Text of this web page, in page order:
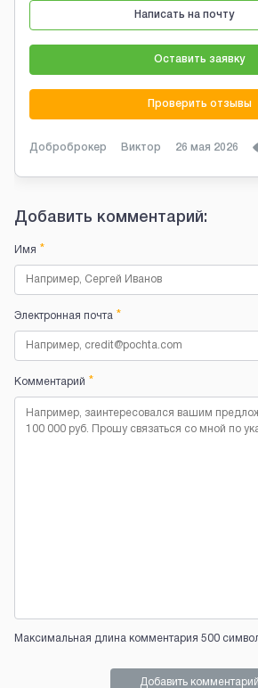
Написать на почту
Оставить заявку
Проверить отзывы
Доброброкер Виктор 26 мая 2026
Добавить комментарий:
Имя *
Электронная почта *
Комментарий *
Максимальная длина комментария 500
Добавить комментарий